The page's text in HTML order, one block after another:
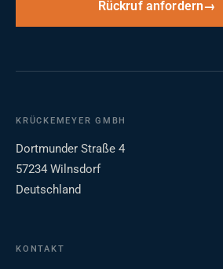
Rückruf anfordern
KRÜCKEMEYER GMBH
Dortmunder Straße 4
57234 Wilnsdorf
Deutschland
KONTAKT